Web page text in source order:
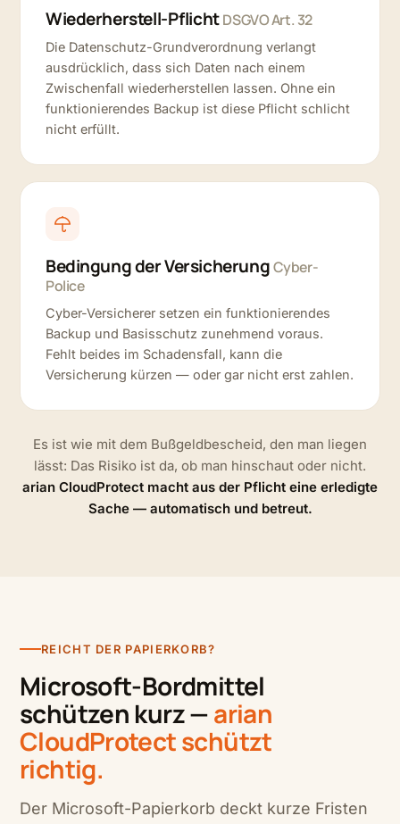
Wiederherstell-PflichtDSGVO Art. 32
Die Datenschutz-Grundverordnung verlangt
ausdrücklich, dass sich Daten nach einem
Zwischenfall wiederherstellen lassen. Ohne ein
funktionierendes Backup ist diese Pflicht schlicht
nicht erfüllt.
Bedingung der VersicherungCyber-
Police
Cyber-Versicherer setzen ein funktionierendes
Backup und Basisschutz zunehmend voraus.
Fehlt beides im Schadensfall, kann die
Versicherung kürzen — oder gar nicht erst zahlen.
Es ist wie mit dem Bußgeldbescheid, den man liegen
lässt: Das Risiko ist da, ob man hinschaut oder nicht.
arian CloudProtect macht aus der Pflicht eine erledigte
Sache — automatisch und betreut.
REICHT DER PAPIERKORB?
Microsoft-Bordmittel
schützen kurz —arian
CloudProtect schützt
richtig.
Der Microsoft-Papierkorb deckt kurze Fristen